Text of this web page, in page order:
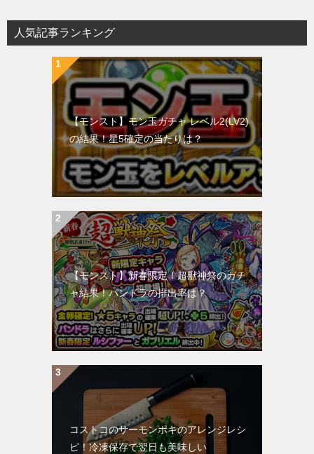
人気記事ランキング
【モンスト】モン玉ガチャ レベル2(LV2)
の結果！星5確定の当たりは？
【モンスト】新春限定！超獣神祭のガチ
ャ結果！パンドラの排出率は？
コストコのサーモンポキのアレンジレシ
ピ！冷凍保存で翌日も美味しい